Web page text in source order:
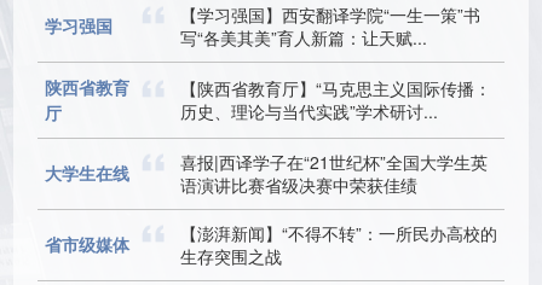
学习强国
【学习强国】西安翻译学院“一生一策”书
写“各美其美”育人新篇：让天赋...
陕西省教育
厅
【陕西省教育厅】“马克思主义国际传播：
历史、理论与当代实践”学术研讨...
大学生在线
喜报|西译学子在“21世纪杯”全国大学生英
语演讲比赛省级决赛中荣获佳绩
省市级媒体
【澎湃新闻】“不得不转”：一所民办高校的
生存突围之战